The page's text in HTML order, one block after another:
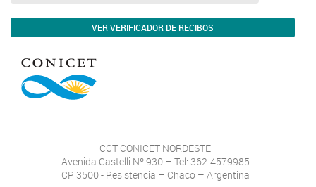
VER VERIFICADOR DE RECIBOS
CCT CONICET NORDESTE
Avenida Castelli Nº 930 – Tel: 362-4579985
CP 3500 - Resistencia – Chaco – Argentina